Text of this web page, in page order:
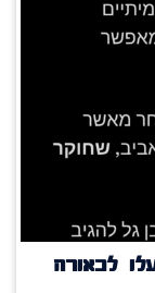
פעלו לכאורה